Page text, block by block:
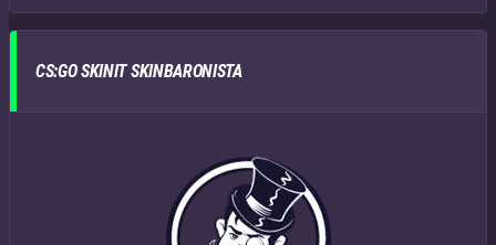
CS:GO SKINIT SKINBARONISTA